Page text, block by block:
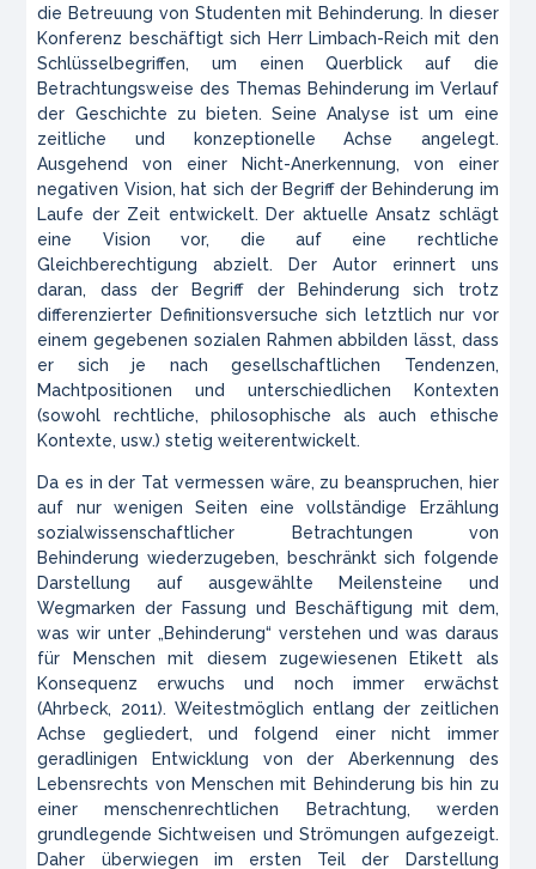
die Betreuung von Studenten mit Behinderung. In dieser
Konferenz beschäftigt sich Herr Limbach-Reich mit den
Schlüsselbegriffen, um einen Querblick auf die
Betrachtungsweise des Themas Behinderung im Verlauf
der Geschichte zu bieten. Seine Analyse ist um eine
zeitliche und konzeptionelle Achse angelegt.
Ausgehend von einer Nicht-Anerkennung, von einer
negativen Vision, hat sich der Begriff der Behinderung im
Laufe der Zeit entwickelt. Der aktuelle Ansatz schlägt
eine Vision vor, die auf eine rechtliche
Gleichberechtigung abzielt. Der Autor erinnert uns
daran, dass der Begriff der Behinderung sich trotz
differenzierter Definitionsversuche sich letztlich nur vor
einem gegebenen sozialen Rahmen abbilden lässt, dass
er sich je nach gesellschaftlichen Tendenzen,
Machtpositionen und unterschiedlichen Kontexten
(sowohl rechtliche, philosophische als auch ethische
Kontexte, usw.) stetig weiterentwickelt.
Da es in der Tat vermessen wäre, zu beanspruchen, hier
auf nur wenigen Seiten eine vollständige Erzählung
sozialwissenschaftlicher Betrachtungen von
Behinderung wiederzugeben, beschränkt sich folgende
Darstellung auf ausgewählte Meilensteine und
Wegmarken der Fassung und Beschäftigung mit dem,
was wir unter „Behinderung“ verstehen und was daraus
für Menschen mit diesem zugewiesenen Etikett als
Konsequenz erwuchs und noch immer erwächst
(Ahrbeck, 2011). Weitestmöglich entlang der zeitlichen
Achse gegliedert, und folgend einer nicht immer
geradlinigen Entwicklung von der Aberkennung des
Lebensrechts von Menschen mit Behinderung bis hin zu
einer menschenrechtlichen Betrachtung, werden
grundlegende Sichtweisen und Strömungen aufgezeigt.
Daher überwiegen im ersten Teil der Darstellung